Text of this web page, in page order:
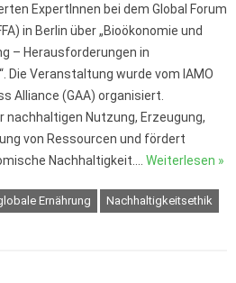
ExpertInnen bei dem Global Forum
in Berlin über „Bioökonomie und
– Herausforderungen in
Die Veranstaltung wurde vom IAMO
Alliance (GAA) organisiert.
nachhaltigen Nutzung, Erzeugung,
von Ressourcen und fördert
Nachhaltigkeit.… Weiterlesen »
Ernährung Nachhaltigkeitsethik